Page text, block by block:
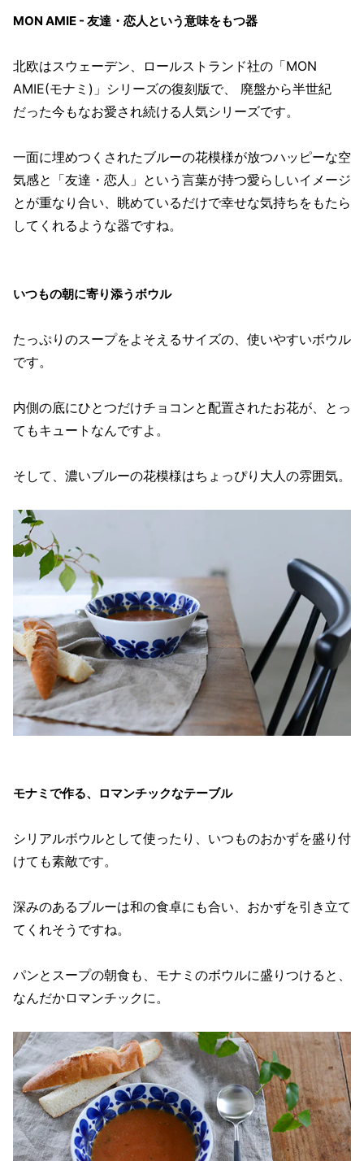
MON AMIE - 友達・恋人という意味をもつ器
北欧はスウェーデン、ロールストランド社の「MON
AMIE(モナミ)」シリーズの復刻版で、 廃盤から半世紀
だった今もなお愛され続ける人気シリーズです。
一面に埋めつくされたブルーの花模様が放つハッピーな空
気感と「友達・恋人」という言葉が持つ愛らしいイメージ
とが重なり合い、眺めているだけで幸せな気持ちをもたら
してくれるような器ですね。
いつもの朝に寄り添うボウル
たっぷりのスープをよそえるサイズの、使いやすいボウル
です。
内側の底にひとつだけチョコンと配置されたお花が、とっ
てもキュートなんですよ。
そして、濃いブルーの花模様はちょっぴり大人の雰囲気。
モナミで作る、ロマンチックなテーブル
シリアルボウルとして使ったり、いつものおかずを盛り付
けても素敵です。
深みのあるブルーは和の食卓にも合い、おかずを引き立て
てくれそうですね。
パンとスープの朝食も、モナミのボウルに盛りつけると、
なんだかロマンチックに。